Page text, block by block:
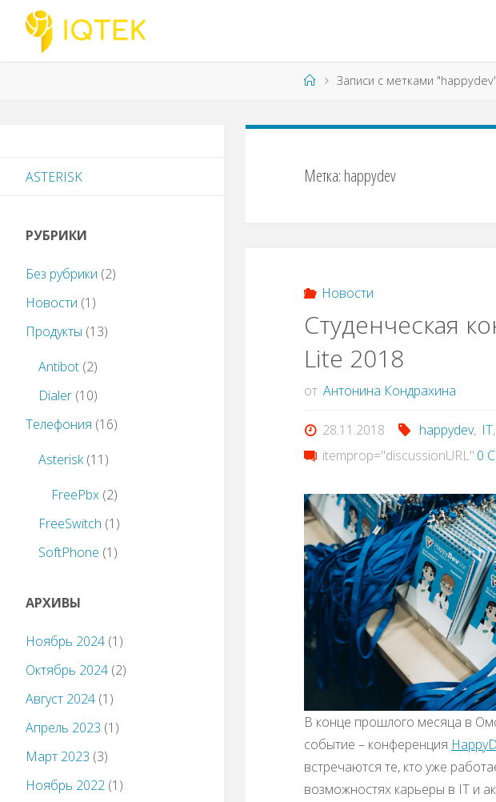
Перейти
содержимому
ГлавнаяЗаписи с метками "happydev"
Метка: happydev
Новости
Студенческая
Lite 2018
от Антонина Кондрахина
28.11.2018 happydev, IT,
itemprop="discussionURL" 0
В конце прошлого месяца в
событие – конференция
встречаются те, кто уже
возможностях карьеры в IT и
ASTERISK
РУБРИКИ
Без рубрики (2)
Новости (1)
Продукты (13)
Antibot (2)
Dialer (10)
Телефония (16)
Asterisk(11)
FreePbx (2)
FreeSwitch (1)
SoftPhone (1)
АРХИВЫ
Ноябрь 2024 (1)
Октябрь 2024 (2)
Август 2024 (1)
Апрель 2023 (1)
Март 2023 (3)
Ноябрь 2022 (1)